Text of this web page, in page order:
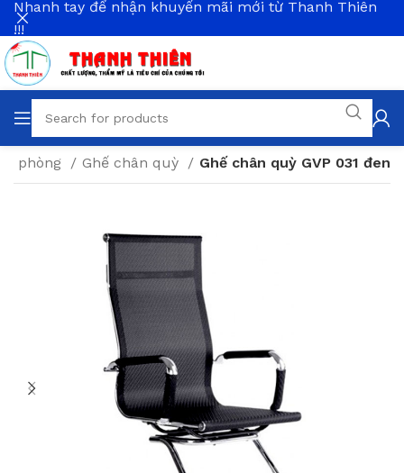
phòng Ghế chân quỳ Ghế chân quỳ GVP 031 đen
Nhanh tay để nhận khuyến mãi mới từ Thanh Thiên
!!!